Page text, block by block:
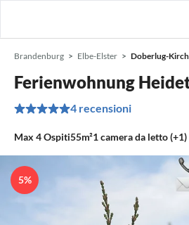
Brandenburg Elbe-Elster Doberlug-
Ferienwohnung
4 recensioni
Max 4Ospiti55m²1camera da letto (+1)
5%